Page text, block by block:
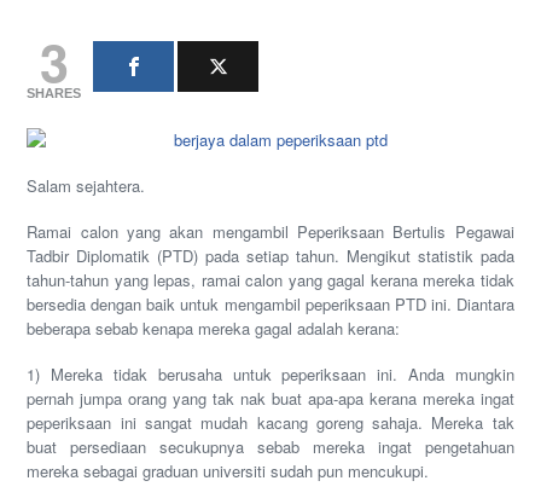
3
SHARES
Salam sejahtera.
Ramai calon yang akan mengambil Peperiksaan Bertulis Pegawai
Tadbir Diplomatik (PTD) pada setiap tahun. Mengikut statistik pada
tahun-tahun yang lepas, ramai calon yang gagal kerana mereka tidak
bersedia dengan baik untuk mengambil peperiksaan PTD ini. Diantara
beberapa sebab kenapa mereka gagal adalah kerana:
1) Mereka tidak berusaha untuk peperiksaan ini. Anda mungkin
pernah jumpa orang yang tak nak buat apa-apa kerana mereka ingat
peperiksaan ini sangat mudah kacang goreng sahaja. Mereka tak
buat persediaan secukupnya sebab mereka ingat pengetahuan
mereka sebagai graduan universiti sudah pun mencukupi.